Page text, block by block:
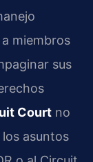
miembros
sus
Court no
asuntos